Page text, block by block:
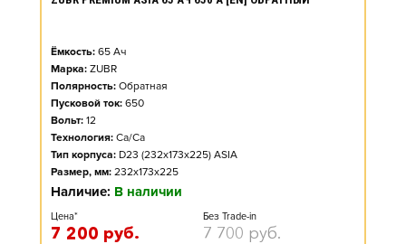
Ёмкость: 65 Ач
Марка: ZUBR
Полярность: Обратная
Пусковой ток: 650
Вольт: 12
Технология: Ca/Ca
Тип корпуса: D23 (232x173x225) ASIA
Размер, мм: 232x173x225
Наличие: В наличии
Цена*
7 200 руб.
Без Trade-in
7 700 руб.